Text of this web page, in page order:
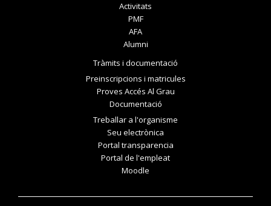
Activitats
PMF
AFA
Alumni
Tràmits i documentació
Preinscripcions i matricules
Proves Accés Al Grau
Documentació
Treballar a l'organisme
Seu electrònica
Portal transparencia
Portal de l'empleat
Moodle